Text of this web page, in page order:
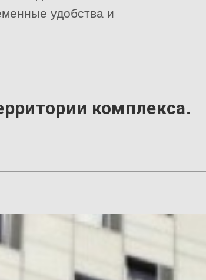
удобства и
комплекса.